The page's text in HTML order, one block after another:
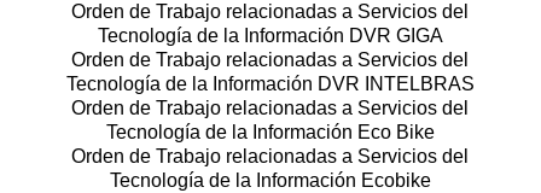
Orden de Trabajo relacionadas a Servicios del
Tecnología de la Información DVR GIGA
Orden de Trabajo relacionadas a Servicios del
Tecnología de la Información DVR INTELBRAS
Orden de Trabajo relacionadas a Servicios del
Tecnología de la Información Eco Bike
Orden de Trabajo relacionadas a Servicios del
Tecnología de la Información Ecobike